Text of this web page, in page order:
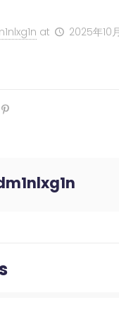
at 2025年10